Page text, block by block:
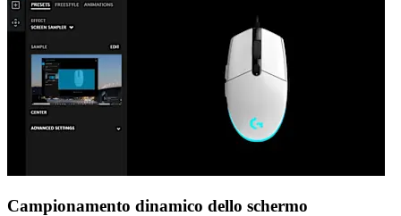
Campionamento dinamico dello schermo